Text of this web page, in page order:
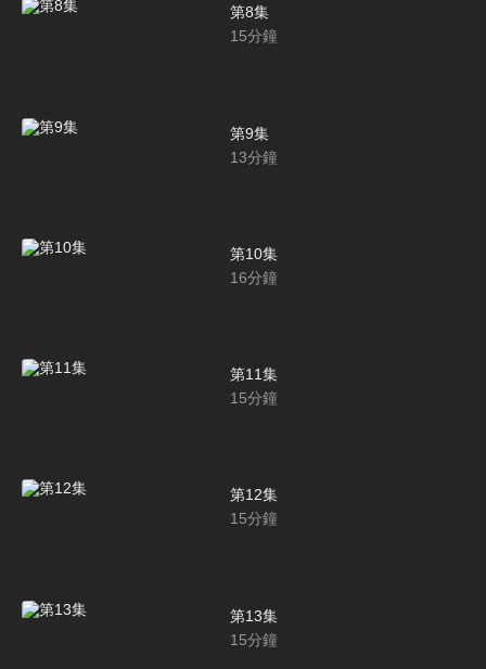
第8集
15分鐘
第9集
13分鐘
第10集
16分鐘
第11集
15分鐘
第12集
15分鐘
第13集
15分鐘